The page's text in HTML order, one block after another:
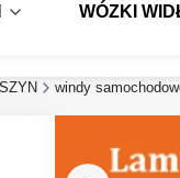
WÓZKI
windy